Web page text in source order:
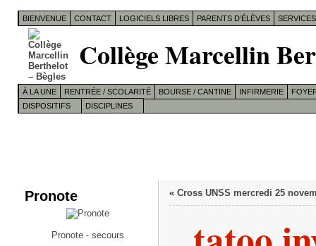
BIENVENUE CONTACT LOGICIELS LIBRES PARENTS D’ÉLÈVES
Collège Marcellin
À LA UNE RENTRÉE / SCOLARITÉ BOURSE / CANTINE INFIRMERIE
DISPOSITIFS
DISCIPLINES
Pronote
Pronote - secours
« Cross UNSS mercredi 25